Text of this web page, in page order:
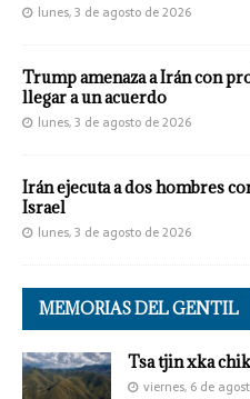
lunes, 3 de agosto de 2026
Trump amenaza a Irán con
llegar a un acuerdo
lunes, 3 de agosto de 2026
Irán ejecuta a dos hombres
Israel
lunes, 3 de agosto de 2026
MEMORIAS DEL GENTIL
Tsa tjin xka
viernes, 6 de